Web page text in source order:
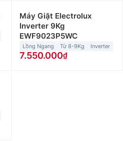
Máy Giặt Electrolux
Inverter 9Kg
EWF9023P5WC
Lồng Ngang Từ 8-9Kg Inverter
7.550.000